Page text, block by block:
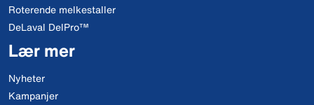
Roterende melkestaller
DeLaval DelPro™
Lær mer
Nyheter
Kampanjer